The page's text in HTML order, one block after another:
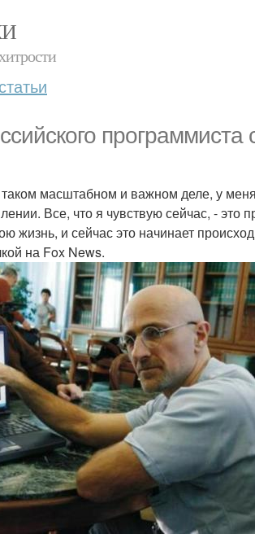
статьи
программиста
масштабном и важном деле, у
Все, что я чувствую сейчас, - это
жизнь, и сейчас это начинает
на Fox News.